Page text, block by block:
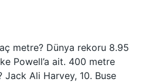
metre? Dünya rekoru 8.95
Powell’a ait. 400 metre
Ali Harvey, 10. Buse